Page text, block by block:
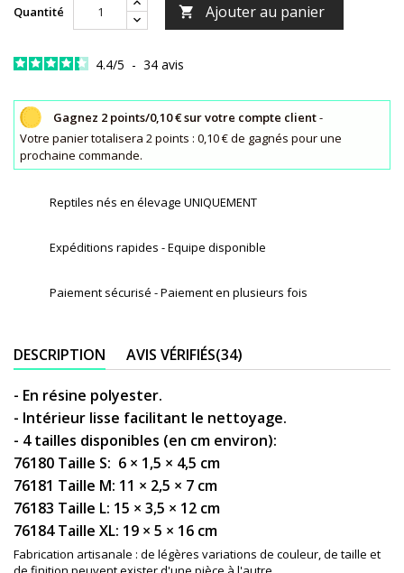
Quantité  Ajouter au panier
4.4/5 - 34 avis
Gagnez 2 points/0,10 € sur votre compte client-
Votre panier totalisera 2 points : 0,10 € de gagnés pour une
prochaine commande.
Reptiles nés en élevage UNIQUEMENT
Expéditions rapides - Equipe disponible
Paiement sécurisé - Paiement en plusieurs fois
DESCRIPTION AVIS VÉRIFIÉS(34)
- En résine polyester.
- Intérieur lisse facilitant le nettoyage.
- 4 tailles disponibles (en cm environ):
76180 Taille S: 6 × 1,5 × 4,5 cm
76181 Taille M: 11 × 2,5 × 7 cm
76183 Taille L: 15 × 3,5 × 12 cm
76184 Taille XL: 19 × 5 × 16 cm
Fabrication artisanale : de légères variations de couleur, de taille et